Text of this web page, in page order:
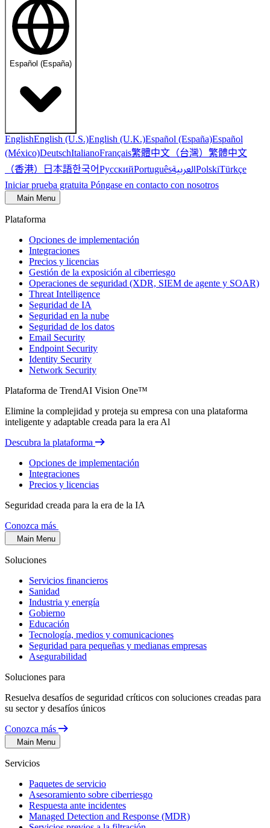
Español (España)
EnglishEnglish (U.S.)English (U.K.)Español (España)Español
(México)DeutschItalianoFrançais繁體中文（台灣） 繁體中文
（香港） 日本語한국어РусскийPortuguêsالعربيةPolskiTürkçe
Iniciar prueba gratuita Póngase en contacto con nosotros
Main Menu
Plataforma
Opciones de implementación
Integraciones
Precios y licencias
Gestión de la exposición al ciberriesgo
Operaciones de seguridad (XDR, SIEM de agente y SOAR)
Threat Intelligence
Seguridad de IA
Seguridad en la nube
Seguridad de los datos
Email Security
Endpoint Security
Identity Security
Network Security
Plataforma de TrendAI Vision One™
Elimine la complejidad y proteja su empresa con una plataforma
inteligente y adaptable creada para la era Al
Descubra la plataforma
Opciones de implementación
Integraciones
Precios y licencias
Seguridad creada para la era de la IA
Conozca más
Main Menu
Soluciones
Servicios financieros
Sanidad
Industria y energía
Gobierno
Educación
Tecnología, medios y comunicaciones
Seguridad para pequeñas y medianas empresas
Asegurabilidad
Soluciones para
Resuelva desafíos de seguridad críticos con soluciones creadas para
su sector y desafíos únicos
Conozca más
Main Menu
Servicios
Paquetes de servicio
Asesoramiento sobre ciberriesgo
Respuesta ante incidentes
Managed Detection and Response (MDR)